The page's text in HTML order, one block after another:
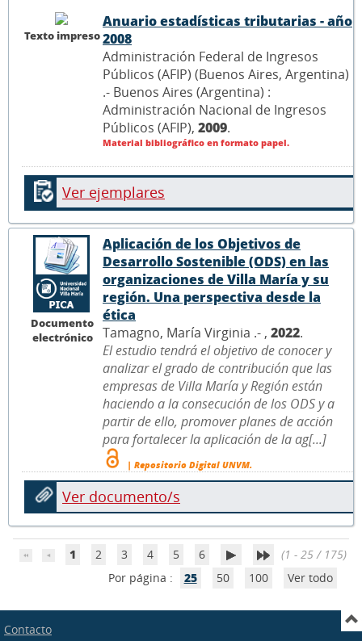
Texto impreso
Anuario estadísticas tributarias - año
2008
Administración Federal de Ingresos
Públicos (AFIP) (Buenos Aires, Argentina)
.- Buenos Aires (Argentina) :
Administración Nacional de Ingresos
Públicos (AFIP), 2009.
Material bibliográfico en formato papel.
Ver ejemplares
Documento
electrónico
Aplicación de los Objetivos de
Desarrollo Sostenible (ODS) en las
organizaciones de Villa María y su
región. Una perspectiva desde la
ética
Tamagno, María Virginia .- , 2022.
El estudio tendrá el objetivo de conocer y
analizar el grado de contribución que las
empresas de Villa María y Región están
haciendo a la consecución de los ODS y a
partir de ello, promover planes de acción
para fortalecer la aplicación de la ag[...]
| Repositorio Digital UNVM.
Ver documento/s
1 2 3 4 5 6
(1 - 25 / 175)
Por página :
25 50 100 Ver todo
Contacto